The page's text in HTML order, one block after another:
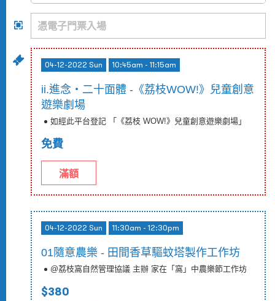
04-12-2022 Sun 10:45am - 11:15am
ii.進念・二十面體 -《荔枝WOW!》兒童創意
遊樂劇場
如經此平台登記 「《荔枝 WOW!》兒童創意遊樂劇場」
免費
滿額
04-12-2022 Sun 11:30am - 12:30pm
01隨意農樂 - 田間香草驅蚊塔製作工作坊
@荔枝窩自然管理協議 主辦 家在「窩」中農樂節工作坊
$380